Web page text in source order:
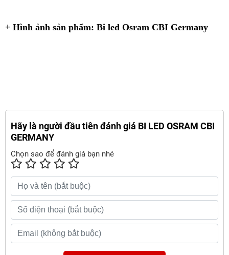
+ Hình ảnh sản phẩm: Bi led Osram CBI Germany
Hãy là người đầu tiên đánh giá BI LED OSRAM CBI
GERMANY
Chọn sao để đánh giá bạn nhé